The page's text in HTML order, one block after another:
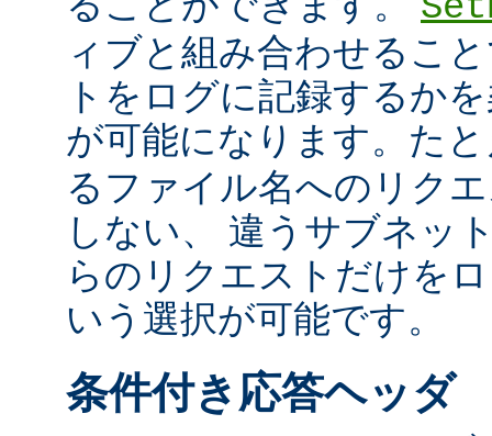
ィブと組み合わせるこ
トをログに記録するか
が可能になります。た
るファイル名へのリク
しない、 違うサブネッ
らのリクエストだけを
いう選択が可能です。
条件付き応答ヘッダ